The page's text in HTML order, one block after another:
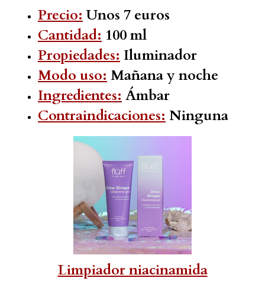
Precio: Unos 7 euros
Cantidad: 100 ml
Propiedades: Iluminador
Modo uso: Mañana y noche
Ingredientes: Ámbar
Contraindicaciones: Ninguna
Limpiador niacinamida